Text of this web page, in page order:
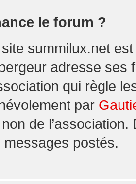
le forum ?
site summilux.net
adresse ses
qui règle
par
de
messages postés.